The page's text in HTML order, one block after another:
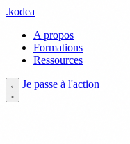
.kodea
A propos
Formations
Ressources
Je passe à l'action